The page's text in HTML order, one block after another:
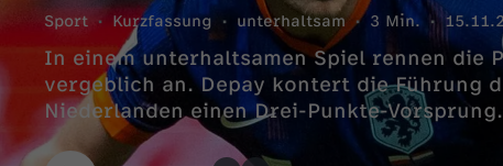
Sport Kurzfassung unterhaltsam 3 Min.
In einem unterhaltsamen Spiel rennen die
vergeblich an. Depay kontert die Führung
Niederlanden einen Drei-Punkte-Vorsprung.